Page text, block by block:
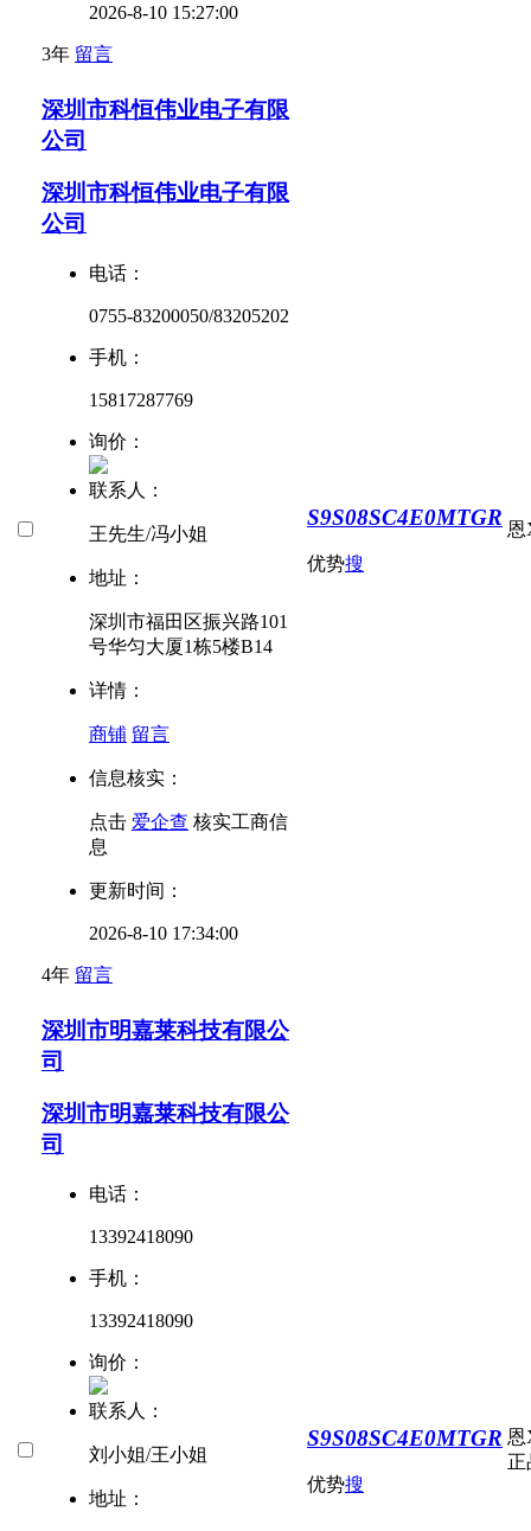
2026-8-10 15:27:00
3年 留言
深圳市科恒伟业电子有限
公司
深圳市科恒伟业电子有限
公司
电话：
0755-83200050/83205202
手机：
15817287769
询价：
联系人：
王先生/冯小姐
地址：
深圳市福田区振兴路101
号华匀大厦1栋5楼B14
详情：
商铺 留言
信息核实：
点击 爱企查 核实工商信
息
更新时间：
2026-8-10 17:34:00
4年 留言
S9S08SC4E0MTGR
优势搜
恩
深圳市明嘉莱科技有限公
司
深圳市明嘉莱科技有限公
司
电话：
13392418090
手机：
13392418090
询价：
联系人：
刘小姐/王小姐
地址：
S9S08SC4E0MTGR
优势搜
恩
正